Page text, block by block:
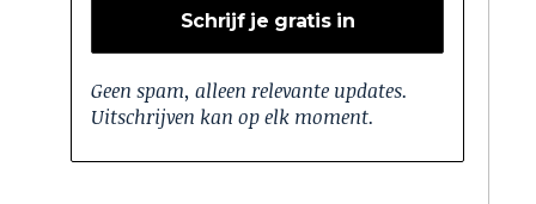
Geen spam, alleen relevante updates.
Uitschrijven kan op elk moment.